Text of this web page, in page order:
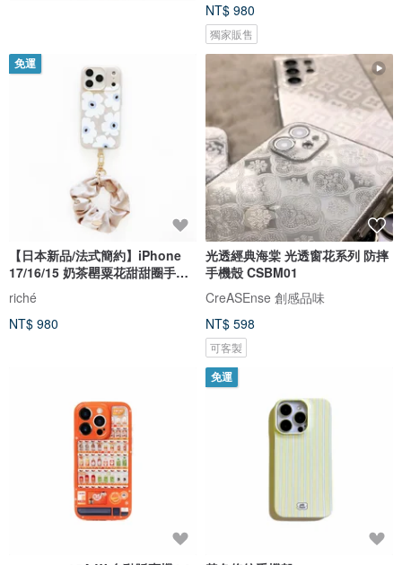
NT$ 980
獨家販售
免運
【日本新品/法式簡約】iPhone
17/16/15 奶茶罌粟花甜甜圈手機
殼
riché
NT$ 980
光透經典海棠 光透窗花系列 防摔
手機殼 CSBM01
CreASEnse 創感品味
NT$ 598
可客製
免運